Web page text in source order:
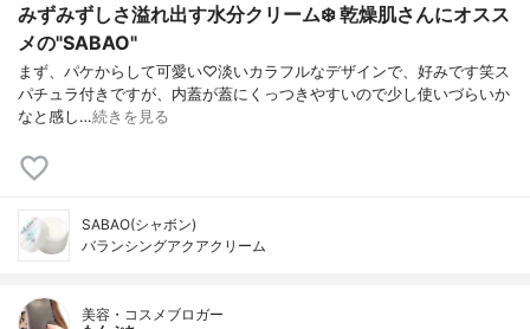
みずみずしさ溢れ出す水分クリーム❄️ 乾燥肌さんにオスス
メの"SABAO"
まず、パケからして可愛い♡淡いカラフルなデザインで、好みです笑ス
パチュラ付きですが、内蓋が蓋にくっつきやすいので少し使いづらいか
なと感し…続きを見る
SABAO(シャボン)
バランシングアクアクリーム
美容・コスメブロガー